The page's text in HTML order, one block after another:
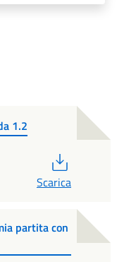
1.2
Scarica
partita con